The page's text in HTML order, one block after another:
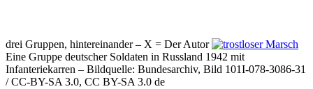
drei Gruppen, hintereinander – X = Der Autor
Eine Gruppe deutscher Soldaten in Russland 1942 mit
Infanteriekarren – Bildquelle: Bundesarchiv, Bild 101I-078-3086-31
/ CC-BY-SA 3.0, CC BY-SA 3.0 de